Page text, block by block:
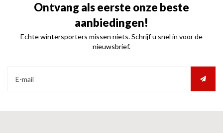
Ontvang als eerste onze beste
aanbiedingen!
Echte wintersporters missen niets. Schrijf u snel in voor de
nieuwsbrief.